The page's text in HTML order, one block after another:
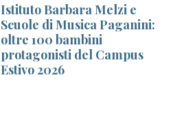
Istituto Barbara Melzi e
Scuole di Musica Paganini:
oltre 100 bambini
protagonisti del Campus
Estivo 2026